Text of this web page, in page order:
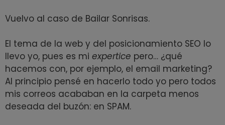
Vuelvo al caso de Bailar Sonrisas.
El tema de la web y del posicionamiento SEO lo
llevo yo, pues es mi expertice pero… ¿qué
hacemos con, por ejemplo, el email marketing?
Al principio pensé en hacerlo todo yo pero todos
mis correos acababan en la carpeta menos
deseada del buzón: en SPAM.